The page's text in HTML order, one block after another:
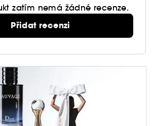
30 dobrovolníky po 1 měsíci
zatím nemá žádné recenze.
Přidat recenzi